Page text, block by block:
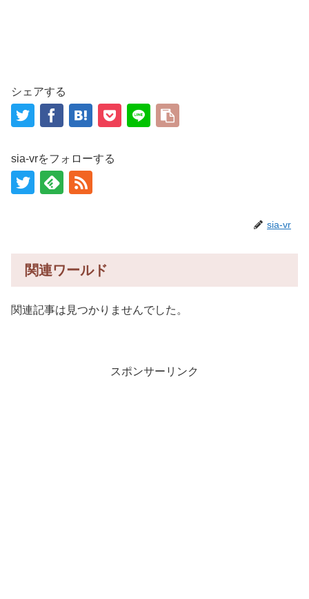
シェアする
sia-vrをフォローする
sia-vr
関連ワールド
関連記事は見つかりませんでした。
スポンサーリンク